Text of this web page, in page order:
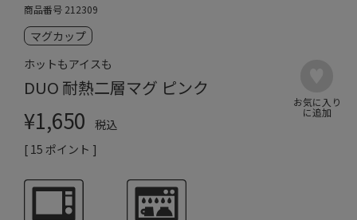
商品番号 212309
マグカップ
ホットもアイスも
DUO 耐熱二層マグ ピンク
¥1,650
税込
[ 15 ポイント ]